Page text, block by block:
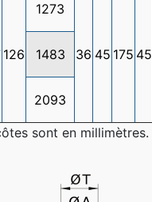
126
1273
36 45 175 45
1483
2093
sont en millimètres.